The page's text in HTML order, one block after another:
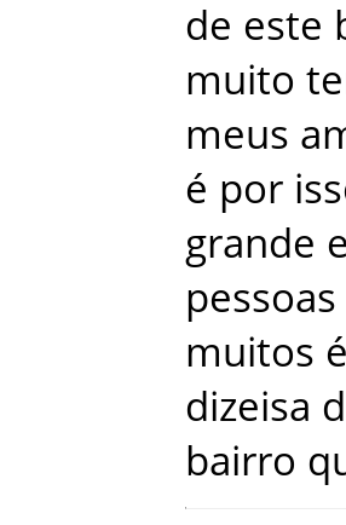
de este
muito
meus
é por
grande e
pessoas
muitos é
dizeisa
bairro